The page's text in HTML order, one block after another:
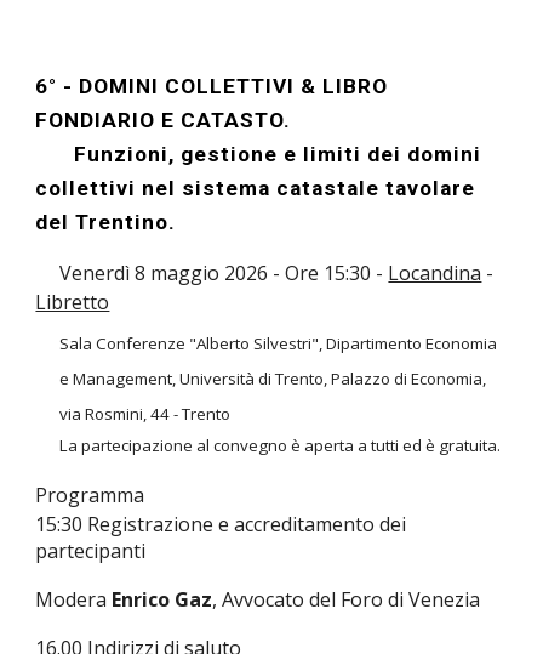
6° - DOMINI COLLETTIVI & LIBRO
FONDIARIO E CATASTO.
Funzioni, gestione e limiti dei domini
collettivi nel sistema catastale tavolare
del Trentino.
Venerdì8 maggio 2026 - Ore 15:30 - Locandina -
Libretto
Sala Conferenze "Alberto Silvestri", Dipartimento Economia
e Management, Università di Trento, Palazzo di Economia,
via Rosmini, 44 - Trento
La partecipazione al convegno è aperta a tutti ed è gratuita.
Programma
15:30 Registrazione e accreditamento dei
partecipanti
Modera Enrico Gaz, Avvocato del Foro di Venezia
16.00 Indirizzi di saluto